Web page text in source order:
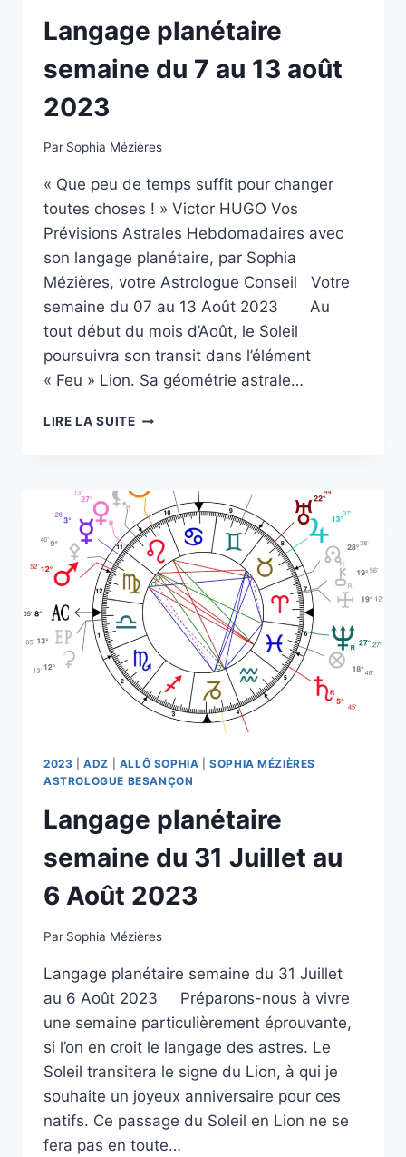
Langage planétaire
semaine du 7 au 13 août
2023
Par Sophia Mézières
« Que peu de temps suffit pour changer
toutes choses ! » Victor HUGO Vos
Prévisions Astrales Hebdomadaires avec
son langage planétaire, par Sophia
Mézières, votre Astrologue Conseil Votre
semaine du 07 au 13 Août 2023 Au
tout début du mois d’Août, le Soleil
poursuivra son transit dans l’élément
« Feu » Lion. Sa géométrie astrale…
LIRE LA SUITELANGAGE
7
AU
13
AOÛT
2023
2023 |ADZ ALLÔ SOPHIA |SOPHIA MÉZIÈRES
ASTROLOGUE BESANÇON
Langage planétaire
semaine du 31 Juillet au
6 Août 2023
Par Sophia Mézières
Langage planétaire semaine du 31 Juillet
au 6 Août 2023 Préparons-nous à vivre
une semaine particulièrement éprouvante,
si l’on en croit le langage des astres. Le
Soleil transitera le signe du Lion, à qui je
souhaite un joyeux anniversaire pour ces
natifs. Ce passage du Soleil en Lion ne se
fera pas en toute…